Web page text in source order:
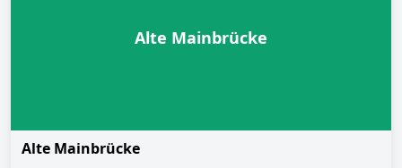
Alte Mainbrücke
Alte Mainbrücke